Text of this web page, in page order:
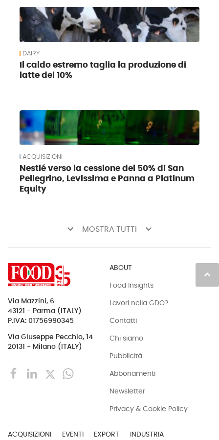
DAIRY
Il caldo estremo taglia la produzione di
latte del 10%
ACQUISIZIONI
Nestlé verso la cessione del 50% di San
Pellegrino, Levissima e Panna a Platinum
Equity
keyboard_arrow_down MOSTRA TUTTI keyboard_arrow_down
keyboard_arrow_up
Via Mazzini, 6
43121 - Parma (ITALY)
P.IVA: 01756990345
Via Giuseppe Pecchio, 14
20131 - Milano (ITALY)
ABOUT
Food Insights
Lavori nella GDO?
Contatti
Chi siamo
Pubblicità
Abbonamenti
Newsletter
Privacy & Cookie Policy
ACQUISIZIONI EVENTI EXPORT INDUSTRIA